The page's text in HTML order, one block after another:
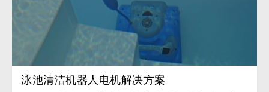
泳池清洁机器人电机解决方案